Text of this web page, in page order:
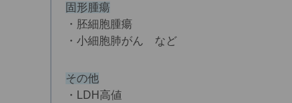
固形腫瘍
・胚細胞腫瘍
・小細胞肺がん など
その他
・LDH高値